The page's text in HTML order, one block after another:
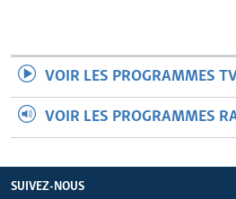
VOIR LES PROGRAMMES
VOIR LES PROGRAMMES
SUIVEZ-NOUS